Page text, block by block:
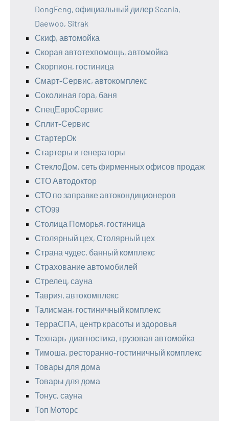
DongFeng, официальный дилер Scania,
Daewoo, Sitrak
Скиф, автомойка
Скорая автотехпомощь, автомойка
Скорпион, гостиница
Смарт-Сервис, автокомплекс
Соколиная гора, баня
СпецЕвроСервис
Сплит-Сервис
СтартерОк
Стартеры и генераторы
СтеклоДом, сеть фирменных офисов продаж
СТО Автодоктор
СТО по заправке автокондиционеров
СТО99
Столица Поморья, гостиница
Столярный цех, Столярный цех
Страна чудес, банный комплекс
Страхование автомобилей
Стрелец, сауна
Таврия, автокомплекс
Талисман, гостиничный комплекс
ТерраСПА, центр красоты и здоровья
Технарь-диагностика, грузовая автомойка
Тимоша, ресторанно-гостиничный комплекс
Товары для дома
Товары для дома
Тонус, сауна
Топ Моторс